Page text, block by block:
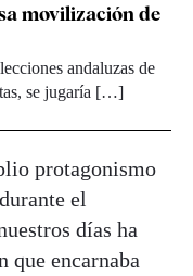
movilización de
andaluzas de
se jugaría […]
protagonismo
el
días ha
encarnaba